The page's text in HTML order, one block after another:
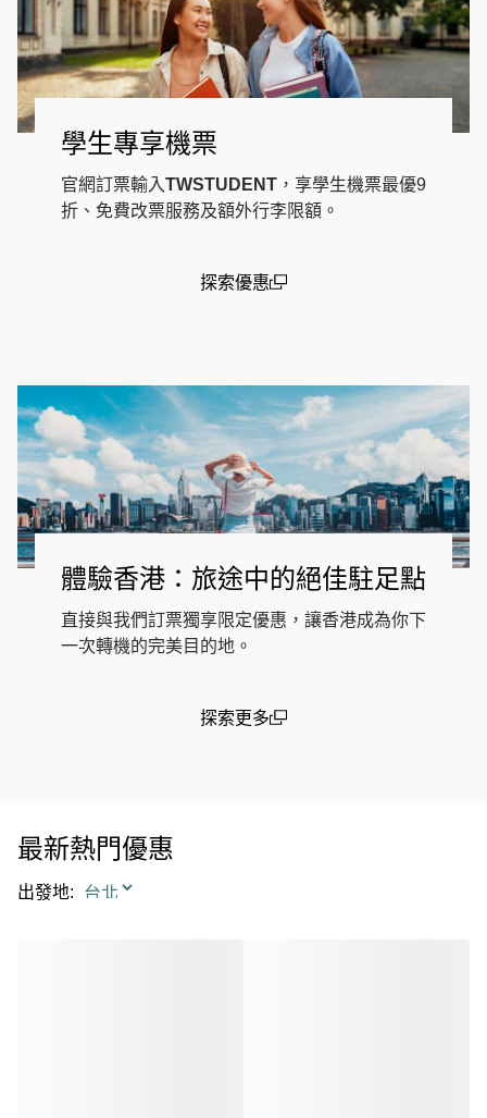
學生專享機票
官網訂票輸入TWSTUDENT ，享學生機票最優9
折、免費改票服務及額外行李限額。
探索優惠
體驗香港：旅途中的絕佳駐足點
直接與我們訂票獨享限定優惠，讓香港成為你下
一次轉機的完美目的地。
探索更多
最新熱門優惠
出發地: